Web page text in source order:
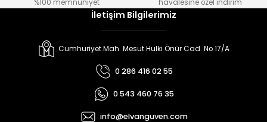
%100 memnuniyet
havalesine özel indirim
İletişim Bilgilerimiz
Cumhuriyet Mah. Mesut Hulki Önür Cad. No 17/A
0 286 416 02 55
0 543 460 76 35
info@elvanguven.com